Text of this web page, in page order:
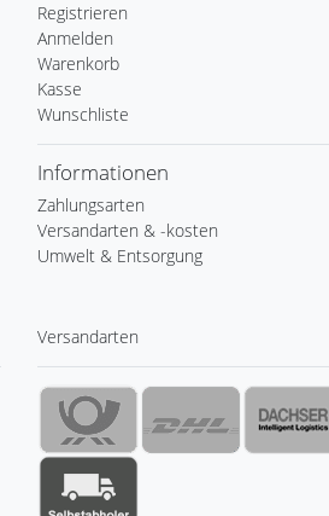
Registrieren
Anmelden
Warenkorb
Kasse
Wunschliste
Informationen
Zahlungsarten
Versandarten & -kosten
Umwelt & Entsorgung
Versandarten